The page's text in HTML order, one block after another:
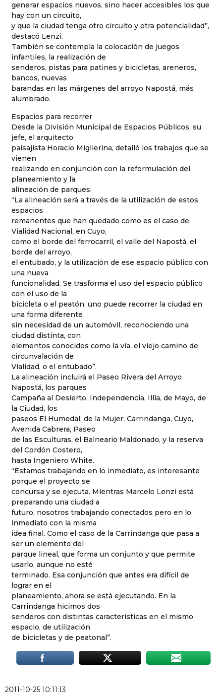
generar espacios nuevos, sino hacer accesibles los que
hay con un circuito,
y que la ciudad tenga otro circuito y otra potencialidad”,
destacó Lenzi.
También se contempla la colocación de juegos
infantiles, la realización de
senderos, pistas para patines y bicicletas, areneros,
bancos, nuevas
barandas en las márgenes del arroyo Napostá, más
alumbrado.
Espacios para recorrer
Desde la División Municipal de Espacios Públicos, su
jefe, el arquitecto
paisajista Horacio Miglierina, detalló los trabajos que se
vienen
realizando en conjunción con la reformulación del
planeamiento y la
alineación de parques.
“La alineación será a través de la utilización de estos
espacios
remanentes que han quedado como es el caso de
Vialidad Nacional, en Cuyo,
como el borde del ferrocarril, el valle del Napostá, el
borde del arroyo,
el entubado, y la utilización de ese espacio público con
una nueva
funcionalidad. Se trasforma el uso del espacio público
con el uso de la
bicicleta o el peatón, uno puede recorrer la ciudad en
una forma diferente
sin necesidad de un automóvil, reconociendo una
ciudad distinta, con
elementos conocidos como la vía, el viejo camino de
circunvalación de
Vialidad, o el entubado”.
La alineación incluirá el Paseo Rivera del Arroyo
Napostá, los parques
Campaña al Desierto, Independencia, Illía, de Mayo, de
la Ciudad, los
paseos El Humedal, de la Mujer, Carrindanga, Cuyo,
Avenida Cabrera, Paseo
de las Esculturas, el Balneario Maldonado, y la reserva
del Cordón Costero,
hasta Ingeniero White.
“Estamos trabajando en lo inmediato, es interesante
porque el proyecto se
concursa y se ejecuta. Mientras Marcelo Lenzi está
preparando una ciudad a
futuro, nosotros trabajando conectados pero en lo
inmediato con la misma
idea final. Como el caso de la Carrindanga que pasa a
ser un elemento del
parque lineal, que forma un conjunto y que permite
usarlo, aunque no esté
terminado. Esa conjunción que antes era difícil de
lograr en el
planeamiento, ahora se está ejecutando. En la
Carrindanga hicimos dos
senderos con distintas características en el mismo
espacio, de utilización
de bicicletas y de peatonal”.
2011-10-25 10:11:13